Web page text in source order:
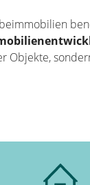
Objekte,